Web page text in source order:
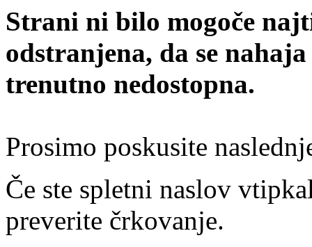
Strani ni bilo mogoče
odstranjena, da se
trenutno nedostopna.
Prosimo poskusite
Če ste spletni naslov
preverite črkovanje.